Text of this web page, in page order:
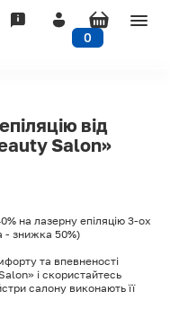
0
від
Salon»
на лазерну епіляцію 3-ох
- знижка 50%)
та впевненості
і скористайтесь
салону виконають її